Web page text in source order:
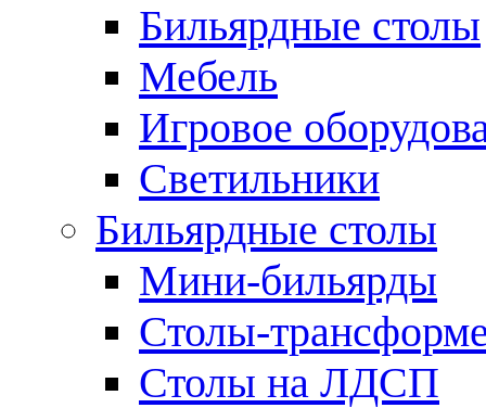
Бильярдные столы
Мебель
Игровое
Светильники
Бильярдные столы
Мини-бильярды
Столы-
Столы на ЛДСП